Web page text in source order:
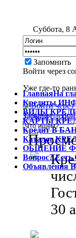
Суббота, 8
Запомнить
Войти через
Уже где-то
Забыли
ГлавнаяНа
Кредиты
ВИДЫ
КАРТЫ
КредитВ
Каталог
ОБЩЕНИЕ
Вопрос?
Объявления
Главная
30